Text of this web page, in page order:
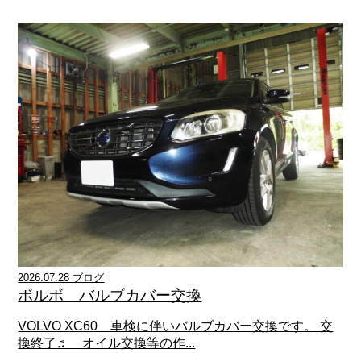
2026.07.28 ブログ
ボルボ バルブカバー交換
VOLVO XC60 車検に伴いバルブカバー交換です。 交
換終了♬ オイル交換等の作...